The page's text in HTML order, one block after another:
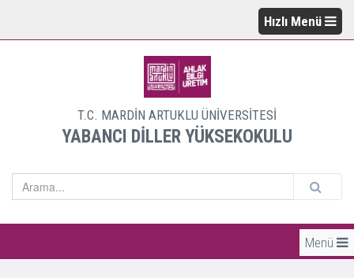
Hızlı Menü
T.C. MARDİN ARTUKLU ÜNİVERSİTESİ
YABANCI DİLLER YÜKSEKOKULU
Menü